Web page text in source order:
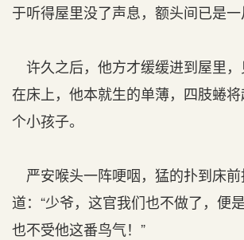
于听得屋里没了声息，额头间已是一
许久之后，他方才缓缓进到屋里
在床上，他本就生的单薄，四肢蜷
个小孩子。
严安喉头一阵哽咽，猛的扑到床
道：“少爷，这官我们也不做了，便
也不受他这番鸟气！”